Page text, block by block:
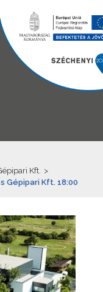
Kft. >
Gépipari Kft. 18:00